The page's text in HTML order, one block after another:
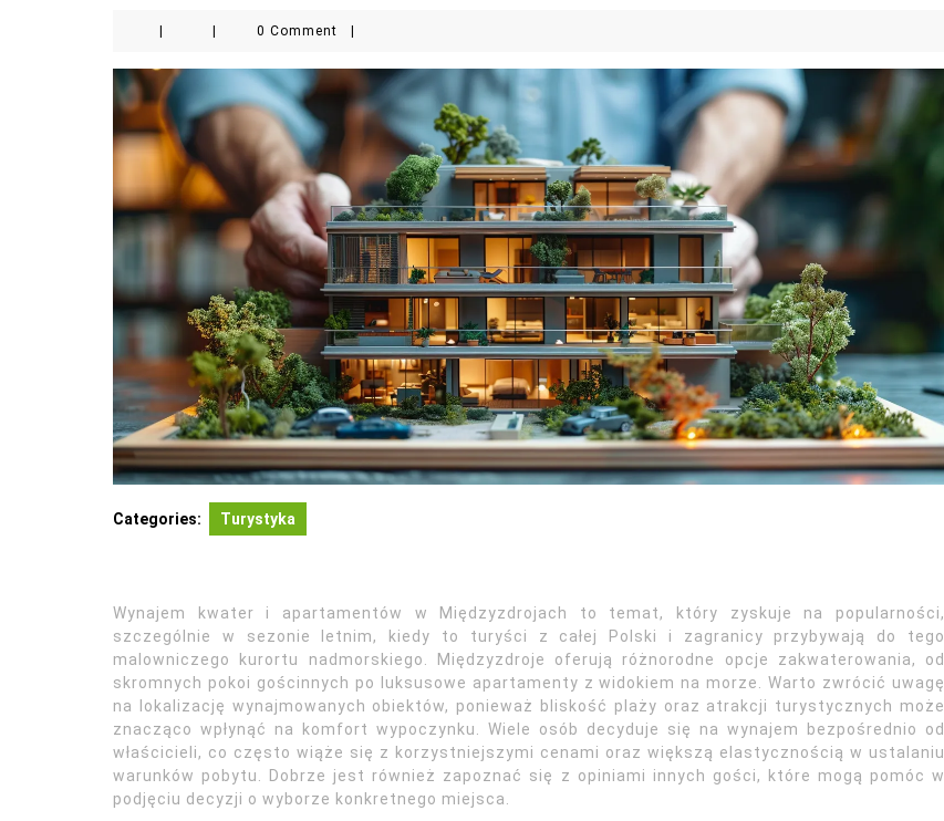
0 Comment
Categories: Turystyka
Wynajem kwater i apartamentów w Międzyzdrojach to temat, który zyskuje na popularności,
szczególnie w sezonie letnim, kiedy to turyści z całej Polski i zagranicy przybywają do tego
malowniczego kurortu nadmorskiego. Międzyzdroje oferują różnorodne opcje zakwaterowania, od
skromnych pokoi gościnnych po luksusowe apartamenty z widokiem na morze. Warto zwrócić uwagę
na lokalizację wynajmowanych obiektów, ponieważ bliskość plaży oraz atrakcji turystycznych może
znacząco wpłynąć na komfort wypoczynku. Wiele osób decyduje się na wynajem bezpośrednio od
właścicieli, co często wiąże się z korzystniejszymi cenami oraz większą elastycznością w ustalaniu
warunków pobytu. Dobrze jest również zapoznać się z opiniami innych gości, które mogą pomóc w
podjęciu decyzji o wyborze konkretnego miejsca.